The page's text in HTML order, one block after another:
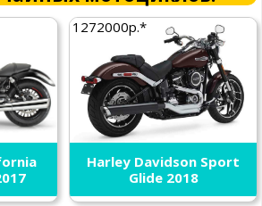
1272000р.*
Harley Davidson Sport
Glide 2018